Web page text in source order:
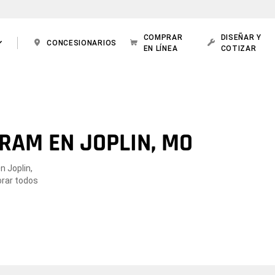
CONCESIONARIOS
COMPRAR
EN LÍNEA
DISEÑAR Y
COTIZAR
EN JOPLIN, MO
Joplin,
todos